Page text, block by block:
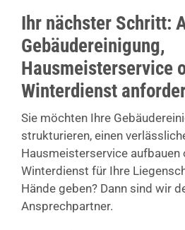
Ihr nächster Schritt:
Gebäudereinigung,
Hausmeisterservice
Winterdienst
Sie möchten Ihre
strukturieren, einen
Hausmeisterservice aufbauen
Winterdienst für Ihre
Hände geben? Dann sind wir
Ansprechpartner.